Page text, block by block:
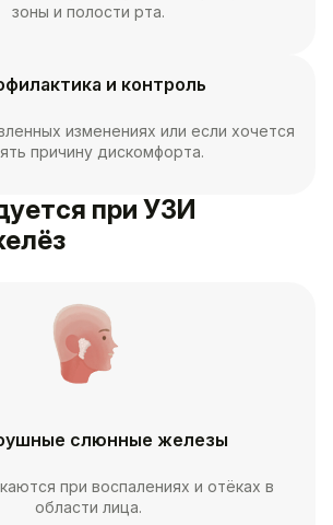
зоны и полости рта.
и контроль
изменениях или если хочется
причину дискомфорта.
при УЗИ
слюнные железы
при воспалениях и отёках в
области лица.